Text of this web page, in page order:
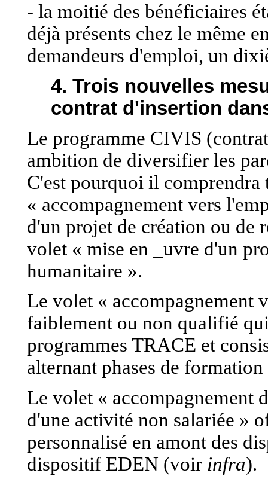
- la moitié des bénéficiaires
déjà présents chez le même
demandeurs d'emploi, un
4. Trois nouvelles
contrat d'insertion
Le programme CIVIS
ambition de diversifier les
C'est pourquoi il
« accompagnement vers
d'un projet de création ou de
volet « mise en _uvre d'un
humanitaire ».
Le volet « accompagnement
faiblement ou non qualifié
programmes TRACE et
alternant phases de
Le volet « accompagnement
d'une activité non salariée »
personnalisé en amont des
dispositif EDEN (voir infra).